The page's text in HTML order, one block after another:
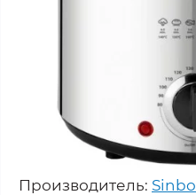
Производитель: Sinbo